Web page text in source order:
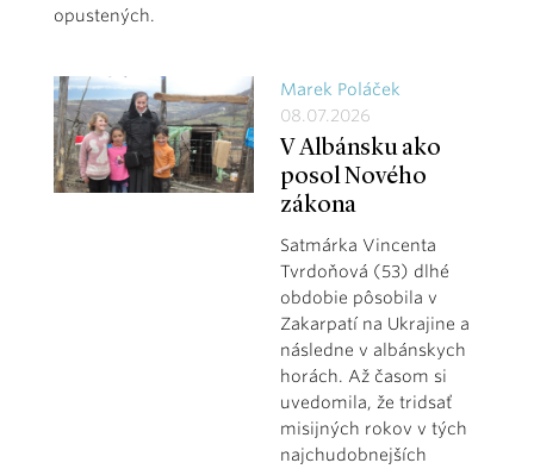
opustených.
Marek Poláček
08.07.2026
V Albánsku ako
posol Nového
zákona
Satmárka Vincenta
Tvrdoňová (53) dlhé
obdobie pôsobila v
Zakarpatí na Ukrajine a
následne v albánskych
horách. Až časom si
uvedomila, že tridsať
misijných rokov v tých
najchudobnejších